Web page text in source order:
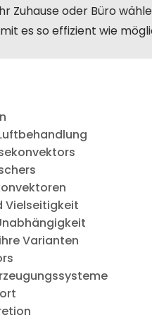
Zuhause oder Büro
es so effizient wie
Vielseitigkeit
Varianten